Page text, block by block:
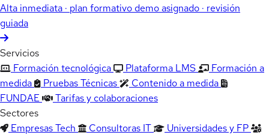
Alta inmediata · plan formativo demo asignado · revisión
guiada
Servicios
Formación tecnológica
Plataforma LMS
Formación a
medida
Pruebas Técnicas
Contenido a medida
FUNDAE
Tarifas y colaboraciones
Sectores
Empresas Tech
Consultoras IT
Universidades y FP